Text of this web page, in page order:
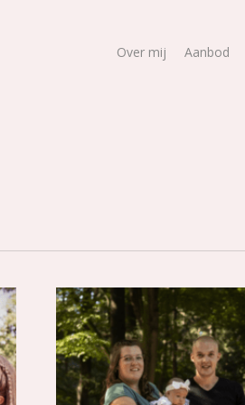
Over mij Aanbod